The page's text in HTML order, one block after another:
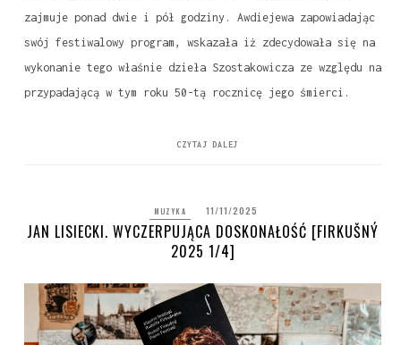
zajmuje ponad dwie i pół godziny. Awdiejewa zapowiadając
swój festiwalowy program, wskazała iż zdecydowała się na
wykonanie tego właśnie dzieła Szostakowicza ze względu na
przypadającą w tym roku 50-tą rocznicę jego śmierci.
CZYTAJ DALEJ
MUZYKA 11/11/2025
JAN LISIECKI. WYCZERPUJĄCA DOSKONAŁOŚĆ [FIRKUŠNÝ
2025 1/4]